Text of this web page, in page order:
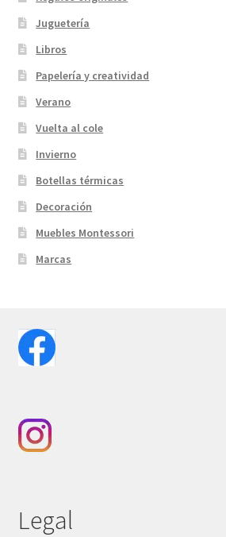
Juguetería
Libros
Papelería y creatividad
Verano
Vuelta al cole
Invierno
Botellas térmicas
Decoración
Muebles Montessori
Marcas
Legal